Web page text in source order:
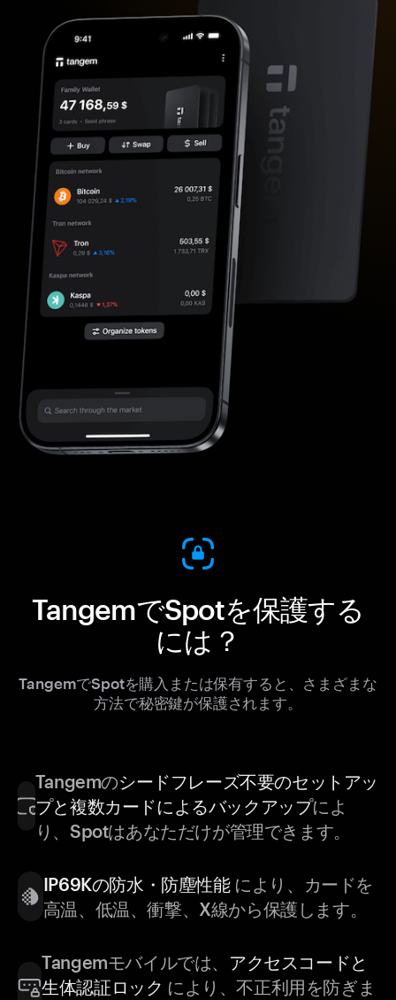
TangemでSpotを保護する
には？
TangemでSpotを購入または保有すると、さまざまな
方法で秘密鍵が保護されます。
Tangemのシードフレーズ不要のセットアッ
プと複数カードによるバックアップによ
り、Spotはあなただけが管理できます。
IP69Kの防水・防塵性能により、カードを
高温、低温、衝撃、X線から保護します。
Tangemモバイルでは、 アクセスコードと
生体認証ロック により、不正利用を防ぎま